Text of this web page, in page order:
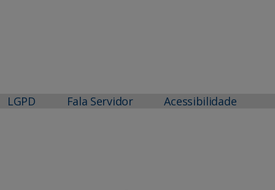
LGPD Fala Servidor Acessibilidade